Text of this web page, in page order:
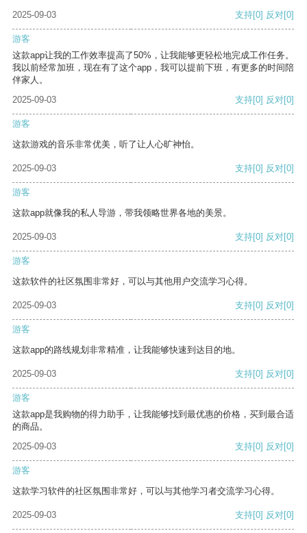
2025-09-03 支持[0] 反对[0]
游客
这款app让我的工作效率提高了50%，让我能够更轻松地完成工作任务。
我以前经常加班，现在有了这个app，我可以提前下班，有更多的时间陪
伴家人。
2025-09-03
支持[0] 反对[0]
游客
这款游戏的音乐非常优美，听了让人心旷神怡。
2025-09-03 支持[0] 反对[0]
游客
这款app就像我的私人导游，带我领略世界各地的美景。
2025-09-03 支持[0] 反对[0]
游客
这款软件的社区氛围非常好，可以与其他用户交流学习心得。
2025-09-03 支持[0] 反对[0]
游客
这款app的路线规划非常精准，让我能够快速到达目的地。
2025-09-03 支持[0] 反对[0]
游客
这款app是我购物的得力助手，让我能够找到最优惠的价格，买到最合适
的商品。
2025-09-03
支持[0] 反对[0]
游客
这款学习软件的社区氛围非常好，可以与其他学习者交流学习心得。
2025-09-03 支持[0] 反对[0]